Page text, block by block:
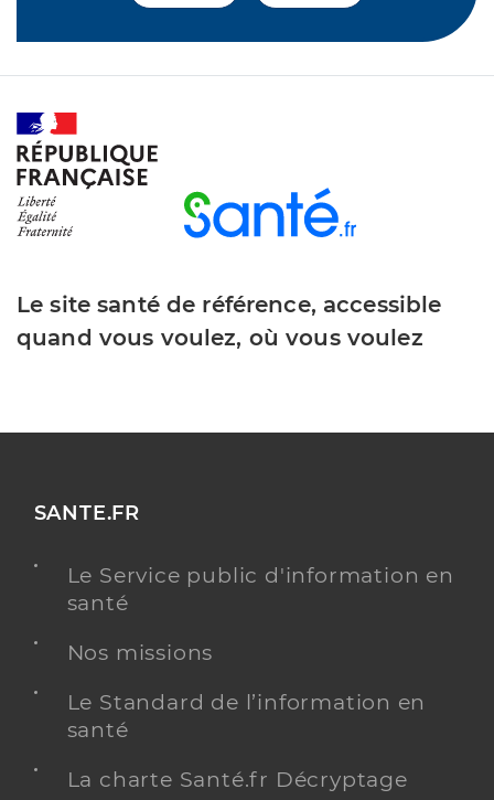
Le site santé de référence, accessible
quand vous voulez, où vous voulez
SANTE.FR
Le Service public d'information en
santé
Nos missions
Le Standard de l’information en
santé
La charte Santé.fr Décryptage